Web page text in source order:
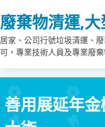
to
content
廢棄物清運,
居家、公司行號垃圾清運、
可，專業技術人員及專業廢
善用展延年